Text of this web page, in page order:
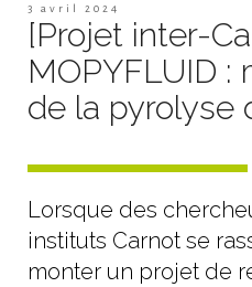
3 avril 2024
[Projet inter-
MOPYFLUID :
de la pyrolyse
Lorsque des
instituts Carnot se
monter un projet de